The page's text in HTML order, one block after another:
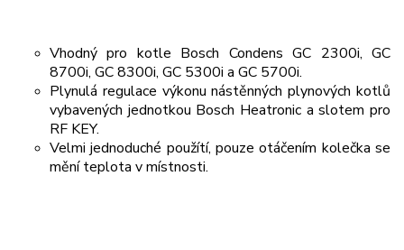
Vhodný pro kotle Bosch Condens GC 2300i, GC
8700i, GC 8300i, GC 5300i a GC 5700i.
Plynulá regulace výkonu nástěnných plynových kotlů
vybavených jednotkou Bosch Heatronic a slotem pro
RF KEY.
Velmi jednoduché použítí, pouze otáčením kolečka se
mění teplota v místnosti.